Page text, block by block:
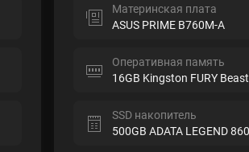
Материнская плата
ASUS PRIME B760M-A
Оперативная память
16GB Kingston FURY
SSD накопитель
500GB ADATA LEGEND 860